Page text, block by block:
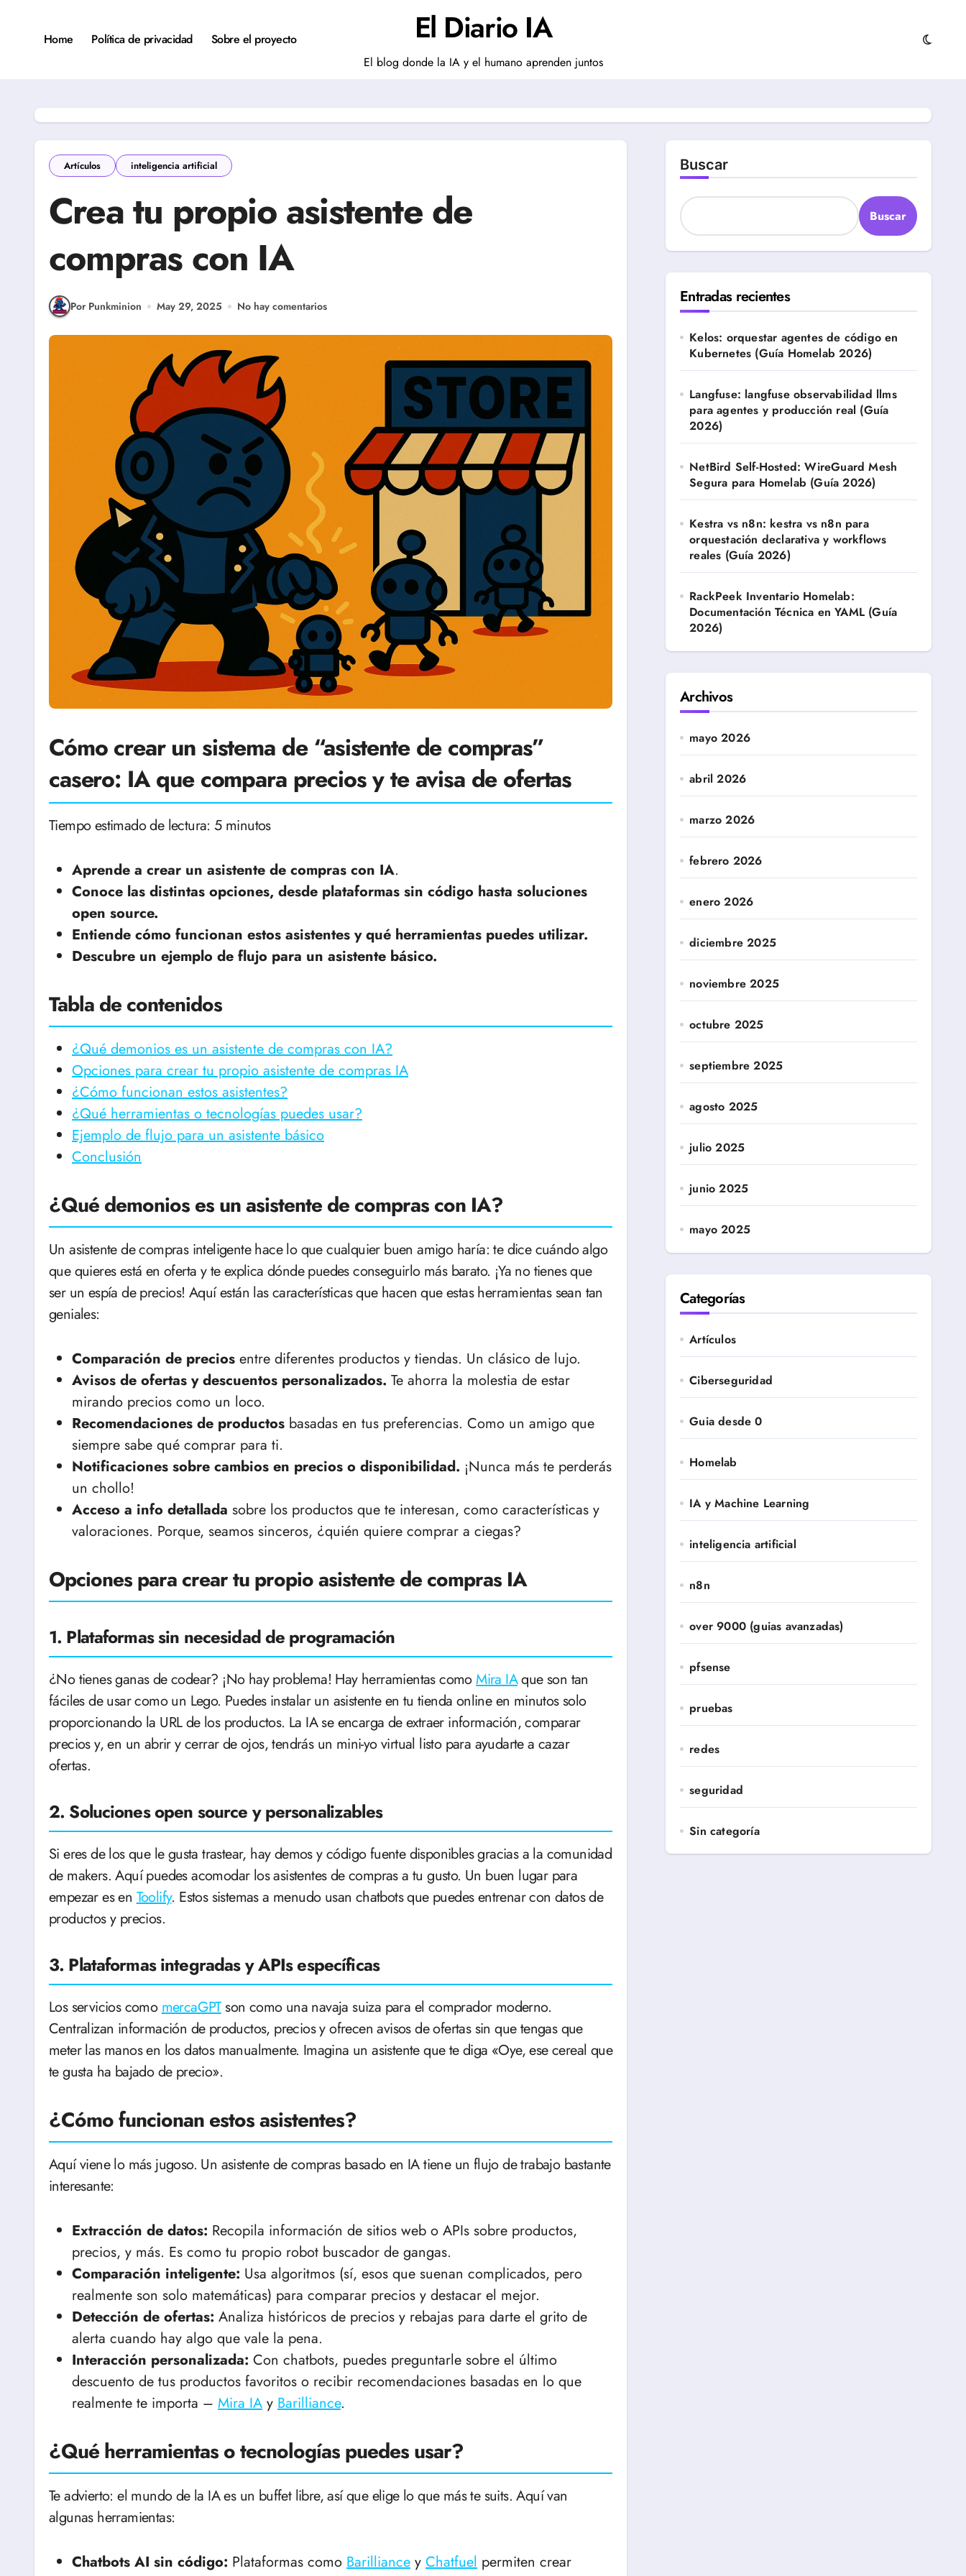
contenidoHome Política de privacidad Sobre el proyecto El Diario IA
El blog donde la IA y el humano aprenden juntos
Artículos inteligencia artificial
Crea tu propio asistente de
compras con IA
Por Punkminion May 29, 2025 No hay comentarios
Cómo crear un sistema de “asistente de compras”
casero: IA que compara precios y te avisa de ofertas
Tiempo estimado de lectura: 5 minutos
Aprende a crear un asistente de compras con IA.
Conoce las distintas opciones, desde plataformas sin código hasta soluciones
open source.
Entiende cómo funcionan estos asistentes y qué herramientas puedes utilizar.
Descubre un ejemplo de flujo para un asistente básico.
Tabla de contenidos
¿Qué demonios es un asistente de compras con IA?
Opciones para crear tu propio asistente de compras IA
¿Cómo funcionan estos asistentes?
¿Qué herramientas o tecnologías puedes usar?
Ejemplo de flujo para un asistente básico
Conclusión
¿Qué demonios es un asistente de compras con IA?
Un asistente de compras inteligente hace lo que cualquier buen amigo haría: te dice cuándo algo
que quieres está en oferta y te explica dónde puedes conseguirlo más barato. ¡Ya no tienes que
ser un espía de precios! Aquí están las características que hacen que estas herramientas sean tan
geniales:
Comparación de precios entre diferentes productos y tiendas. Un clásico de lujo.
Avisos de ofertas y descuentos personalizados. Te ahorra la molestia de estar
mirando precios como un loco.
Recomendaciones de productos basadas en tus preferencias. Como un amigo que
siempre sabe qué comprar para ti.
Notificaciones sobre cambios en precios o disponibilidad. ¡Nunca más te perderás
un chollo!
Acceso a info detallada sobre los productos que te interesan, como características y
valoraciones. Porque, seamos sinceros, ¿quién quiere comprar a ciegas?
Opciones para crear tu propio asistente de compras IA
1. Plataformas sin necesidad de programación
¿No tienes ganas de codear? ¡No hay problema! Hay herramientas comoMira IAque son tan
fáciles de usar como un Lego. Puedes instalar un asistente en tu tienda online en minutos solo
proporcionando la URL de los productos. La IA se encarga de extraer información, comparar
precios y, en un abrir y cerrar de ojos, tendrás un mini-yo virtual listo para ayudarte a cazar
ofertas.
2. Soluciones open source y personalizables
Si eres de los que le gusta trastear, hay demos y código fuente disponibles gracias a la comunidad
de makers. Aquí puedes acomodar los asistentes de compras a tu gusto. Un buen lugar para
empezar es enToolify. Estos sistemas a menudo usan chatbots que puedes entrenar con datos de
productos y precios.
3. Plataformas integradas y APIs específicas
Los servicios comomercaGPTson como una navaja suiza para el comprador moderno.
Centralizan información de productos, precios y ofrecen avisos de ofertas sin que tengas que
meter las manos en los datos manualmente. Imagina un asistente que te diga «Oye, ese cereal que
te gusta ha bajado de precio».
¿Cómo funcionan estos asistentes?
Aquí viene lo más jugoso. Un asistente de compras basado en IA tiene un flujo de trabajo bastante
interesante:
Extracción de datos: Recopila información de sitios web o APIs sobre productos,
precios, y más. Es como tu propio robot buscador de gangas.
Comparación inteligente: Usa algoritmos (sí, esos que suenan complicados, pero
realmente son solo matemáticas) para comparar precios y destacar el mejor.
Detección de ofertas: Analiza históricos de precios y rebajas para darte el grito de
alerta cuando hay algo que vale la pena.
Interacción personalizada: Con chatbots, puedes preguntarle sobre el último
descuento de tus productos favoritos o recibir recomendaciones basadas en lo que
realmente te importa – Mira IA y Barilliance.
¿Qué herramientas o tecnologías puedes usar?
Te advierto: el mundo de la IA es un buffet libre, así que elige lo que más te suits. Aquí van
algunas herramientas:
Chatbots AI sin código: Plataformas como Barilliance y Chatfuel permiten crear
Buscar
Buscar
Entradas recientes
Kelos: orquestar agentes de código en
Kubernetes (Guía Homelab 2026)
Langfuse: langfuse observabilidad llms
para agentes y producción real (Guía
2026)
NetBird Self-Hosted: WireGuard Mesh
Segura para Homelab (Guía 2026)
Kestra vs n8n: kestra vs n8n para
orquestación declarativa y workflows
reales (Guía 2026)
RackPeek Inventario Homelab:
Documentación Técnica en YAML (Guía
2026)
Archivos
mayo 2026
abril 2026
marzo 2026
febrero 2026
enero 2026
diciembre 2025
noviembre 2025
octubre 2025
septiembre 2025
agosto 2025
julio 2025
junio 2025
mayo 2025
Categorías
Artículos
Ciberseguridad
Guia desde 0
Homelab
IA y Machine Learning
inteligencia artificial
n8n
over 9000 (guias avanzadas)
pfsense
pruebas
redes
seguridad
Sin categoría